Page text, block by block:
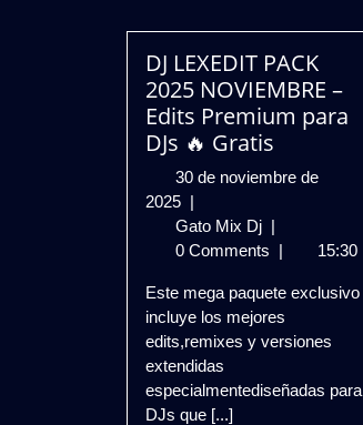
DJ LEXEDIT PACK
2025 NOVIEMBRE –
Edits Premium para
DJs 🔥 Gratis
30 de noviembre de
2025 30
de
noviembre
2025
|
Gato Mix Dj DJ
LEXEDIT
2025
NOVIEMBRE
–
Premium
|
0 Comments | 15:30
Este mega paquete exclusivo
incluye los mejores
edits,remixes y versiones
extendidas
especialmentediseñadas para
DJs que [...]